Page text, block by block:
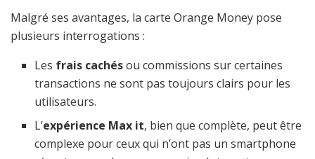
Malgré ses avantages, la carte Orange Money pose
plusieurs interrogations :
Les frais cachésou commissions sur certaines
transactions ne sont pas toujours clairs pour les
utilisateurs.
L’expérience Max it, bien que complète, peut être
complexe pour ceux qui n’ont pas un smartphone